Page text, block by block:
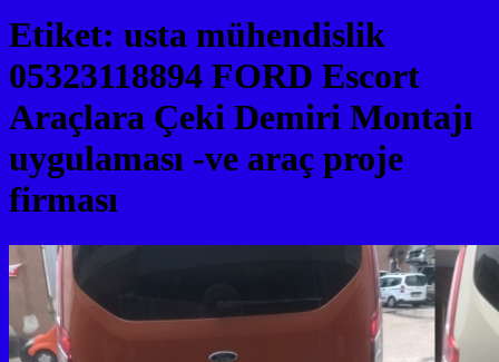
Etiket: usta mühendislik
05323118894 FORD Escort
Araçlara Çeki Demiri Montajı
uygulaması -ve araç proje
firması